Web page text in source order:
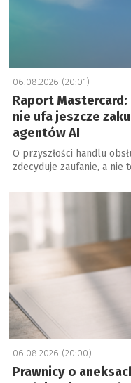
06.08.2026 (20:01)
Raport
nie ufa jeszcze
agentów AI
O przyszłości handlu
zdecyduje zaufanie, a
a
06.08.2026 (20:00)
Prawnicy o